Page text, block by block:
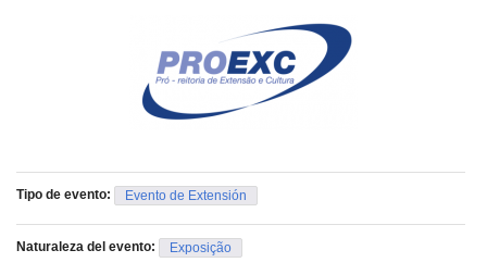
Tipo de evento: Evento de Extensión
Naturaleza del evento: Exposição